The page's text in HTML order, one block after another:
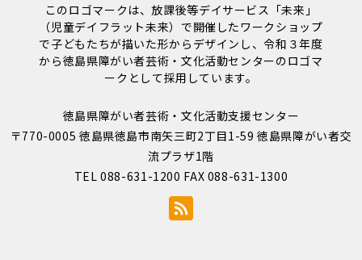
このロゴマークは、放課後等デイサービス「未来」
（児童デイフラット未来）で開催したワークショップ
で子どもたちが描いた形からデザインし、令和３年度
から徳島県障がい者芸術・文化活動センターのロゴマ
ークとして採用しています。
徳島県障がい者芸術・文化活動支援センター
〒770-0005 徳島県徳島市南矢三町2丁目1-59 徳島県障がい者交
流プラザ1階
TEL 088-631-1200 FAX 088-631-1300